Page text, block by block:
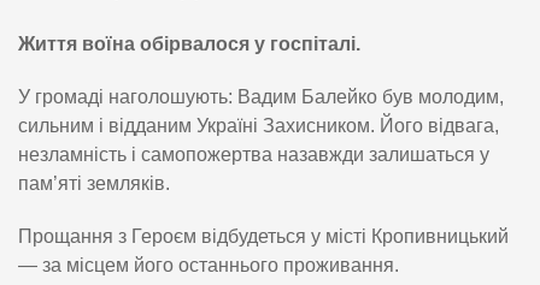
Життя воїна обірвалося у госпіталі.
У громаді наголошують: Вадим Балейко був молодим,
сильним і відданим Україні Захисником. Його відвага,
незламність і самопожертва назавжди залишаться у
пам’яті земляків.
Прощання з Героєм відбудеться у місті Кропивницький
— за місцем його останнього проживання.